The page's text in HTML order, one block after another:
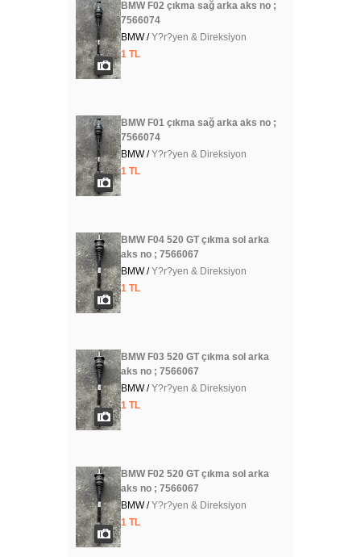
BMW F02 çıkma sağ arka aks no ;
7566074
BMW /Y?r?yen & Direksiyon
1 TL
BMW F01 çıkma sağ arka aks no ;
7566074
BMW /Y?r?yen & Direksiyon
1 TL
BMW F04 520 GT çıkma sol arka
aks no ; 7566067
BMW /Y?r?yen & Direksiyon
1 TL
BMW F03 520 GT çıkma sol arka
aks no ; 7566067
BMW /Y?r?yen & Direksiyon
1 TL
BMW F02 520 GT çıkma sol arka
aks no ; 7566067
BMW /Y?r?yen & Direksiyon
1 TL